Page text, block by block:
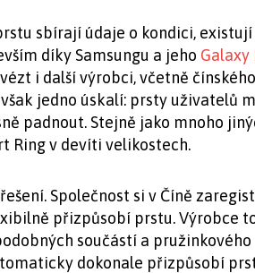
sbírají údaje o kondici,
díky Samsungu a jeho Galaxy
i další výrobci, včetně
jedno úskalí: prsty uživatelů
padnout. Stejně jako mnoho
Ring v devíti velikostech.
Společnost si v Číně
přizpůsobí prstu. Výrobce
součástí a pružinkového
dokonale přizpůsobí